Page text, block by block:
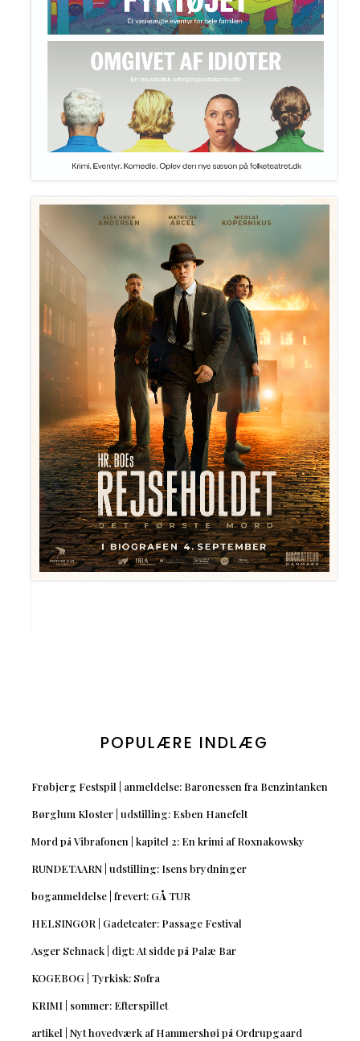
POPULÆRE INDLÆG
Frøbjerg Festspil | anmeldelse: Baronessen fra Benzintanken
Børglum Kloster | udstilling: Esben Hanefelt
Mord på Vibrafonen | kapitel 2: En krimi af Roxnakowsky
RUNDETAARN | udstilling: Isens brydninger
boganmeldelse | frevert: GÅ TUR
HELSINGØR | Gadeteater: Passage Festival
Asger Schnack | digt: At sidde på Palæ Bar
KOGEBOG | Tyrkisk: Sofra
KRIMI | sommer: Efterspillet
artikel | Nyt hovedværk af Hammershøi på Ordrupgaard